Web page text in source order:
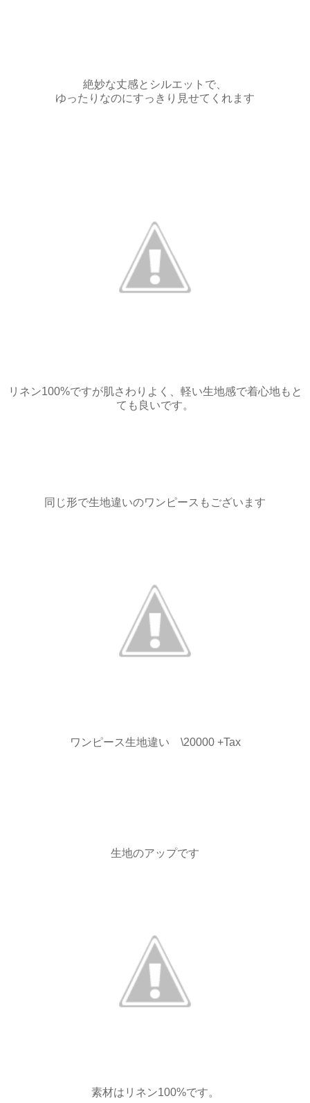
絶妙な丈感とシルエットで、
ゆったりなのにすっきり見せてくれます
リネン100%ですが肌さわりよく、軽い生地感で着心地もと
ても良いです。
同じ形で生地違いのワンピースもございます
ワンピース生地違い \20000 +Tax
生地のアップです
素材はリネン100%です。